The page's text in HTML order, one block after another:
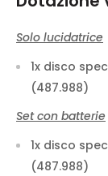
Solo lucidatrice
1x disco
(487.988)
Set con batterie
1x disco
(487.988)